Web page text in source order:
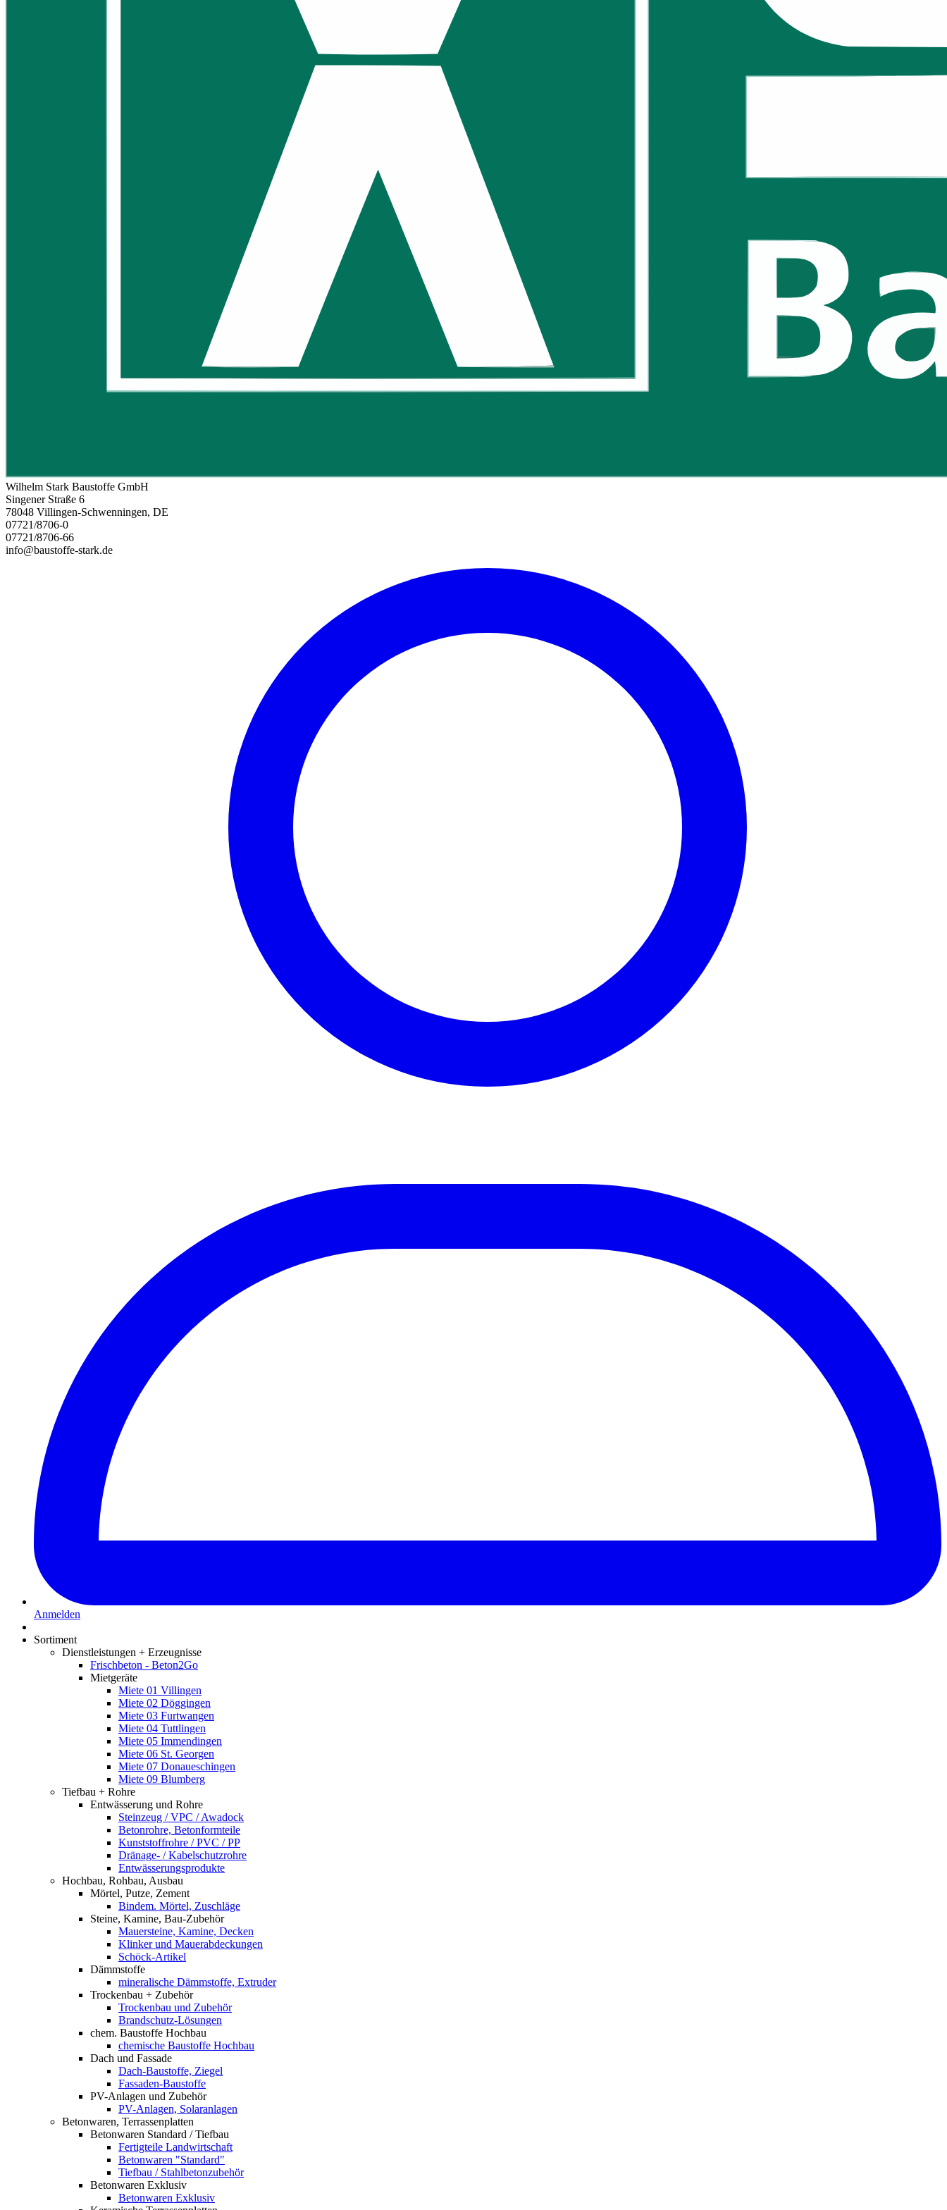
Wilhelm Stark Baustoffe GmbH
Singener Straße 6
78048 Villingen-Schwenningen, DE
07721/8706-0
07721/8706-66
info@baustoffe-stark.de
Anmelden
Sortiment
Dienstleistungen + Erzeugnisse
Frischbeton - Beton2Go
Mietgeräte
Miete 01 Villingen
Miete 02 Döggingen
Miete 03 Furtwangen
Miete 04 Tuttlingen
Miete 05 Immendingen
Miete 06 St. Georgen
Miete 07 Donaueschingen
Miete 09 Blumberg
Tiefbau + Rohre
Entwässerung und Rohre
Steinzeug / VPC / Awadock
Betonrohre, Betonformteile
Kunststoffrohre / PVC / PP
Dränage- / Kabelschutzrohre
Entwässerungsprodukte
Hochbau, Rohbau, Ausbau
Mörtel, Putze, Zement
Bindem. Mörtel, Zuschläge
Steine, Kamine, Bau-Zubehör
Mauersteine, Kamine, Decken
Klinker und Mauerabdeckungen
Schöck-Artikel
Dämmstoffe
mineralische Dämmstoffe, Extruder
Trockenbau + Zubehör
Trockenbau und Zubehör
Brandschutz-Lösungen
chem. Baustoffe Hochbau
chemische Baustoffe Hochbau
Dach und Fassade
Dach-Baustoffe, Ziegel
Fassaden-Baustoffe
PV-Anlagen und Zubehör
PV-Anlagen, Solaranlagen
Betonwaren, Terrassenplatten
Betonwaren Standard / Tiefbau
Fertigteile Landwirtschaft
Betonwaren "Standard"
Tiefbau / Stahlbetonzubehör
Betonwaren Exklusiv
Betonwaren Exklusiv